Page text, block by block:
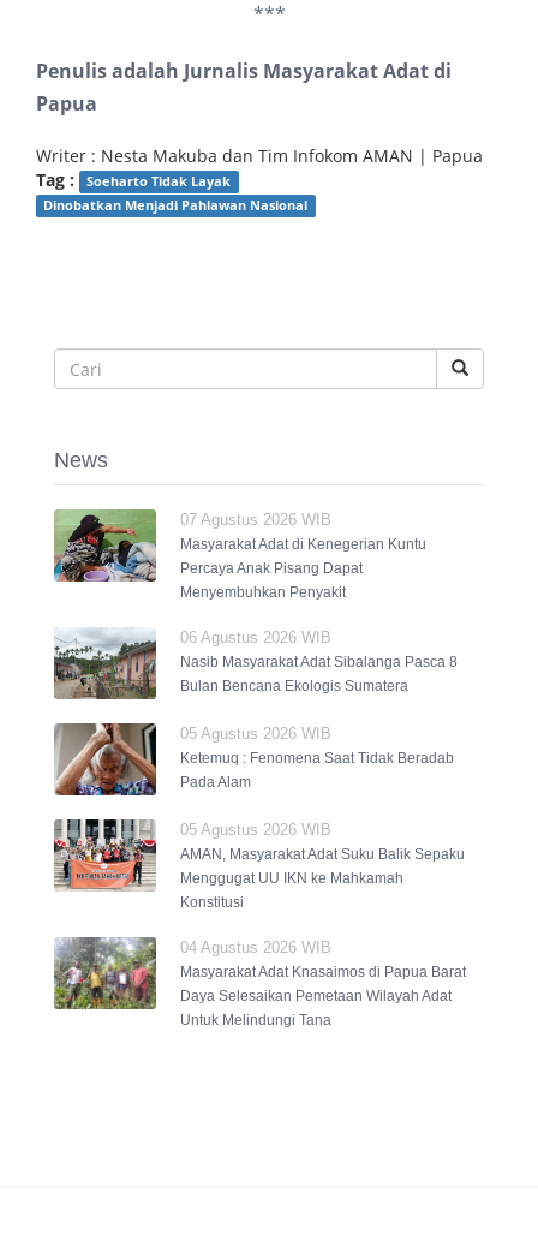
***
Penulis adalah Jurnalis Masyarakat Adat di
Papua
Writer : Nesta Makuba dan Tim Infokom AMAN | Papua
Tag :
Soeharto Tidak Layak
Dinobatkan Menjadi Pahlawan Nasional
News
07 Agustus 2026 WIB
Masyarakat Adat di Kenegerian Kuntu
Percaya Anak Pisang Dapat
Menyembuhkan Penyakit
06 Agustus 2026 WIB
Nasib Masyarakat Adat Sibalanga Pasca 8
Bulan Bencana Ekologis Sumatera
05 Agustus 2026 WIB
Ketemuq : Fenomena Saat Tidak Beradab
Pada Alam
05 Agustus 2026 WIB
AMAN, Masyarakat Adat Suku Balik Sepaku
Menggugat UU IKN ke Mahkamah
Konstitusi
04 Agustus 2026 WIB
Masyarakat Adat Knasaimos di Papua Barat
Daya Selesaikan Pemetaan Wilayah Adat
Untuk Melindungi Tana